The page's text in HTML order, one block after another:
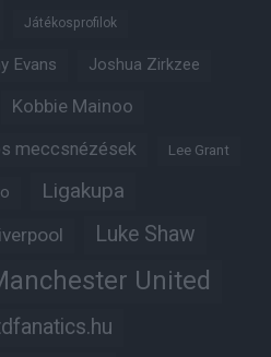
Játékosprofilok
Evans Joshua Zirkzee
Kobbie Mainoo
meccsnézések Lee Grant
Ligakupa
Luke Shaw
United